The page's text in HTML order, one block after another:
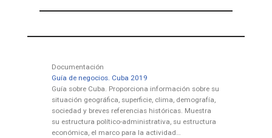
Documentación
Guía de negocios. Cuba 2019
Guía sobre Cuba. Proporciona información sobre su
situación geográfica, superficie, clima, demografía,
sociedad y breves referencias históricas. Muestra
su estructura político-administrativa, su estructura
económica, el marco para la actividad…